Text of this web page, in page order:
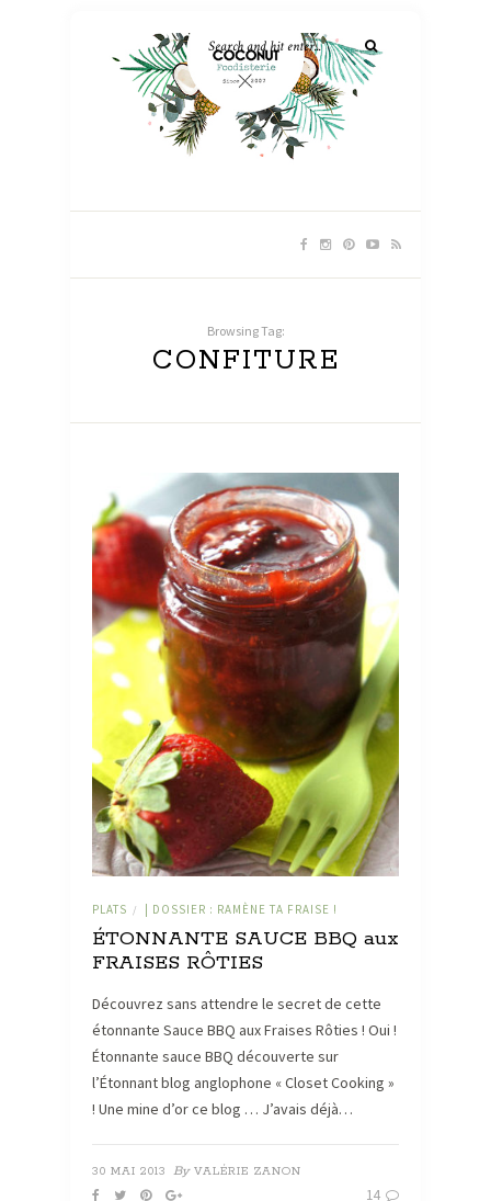
Browsing Tag:
CONFITURE
PLATS / | DOSSIER : RAMÈNE TA FRAISE !
ÉTONNANTE SAUCE BBQ aux
FRAISES RÔTIES
Découvrez sans attendre le secret de cette
étonnante Sauce BBQ aux Fraises Rôties ! Oui !
Étonnante sauce BBQ découverte sur
l’Étonnant blog anglophone « Closet Cooking »
! Une mine d’or ce blog … J’avais déjà…
30 MAI 2013 By VALÉRIE ZANON
14